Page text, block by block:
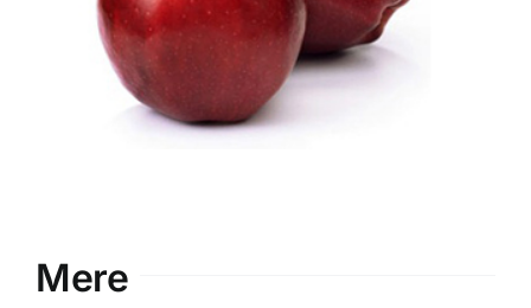
Clubul Iubim Fructele
Mere